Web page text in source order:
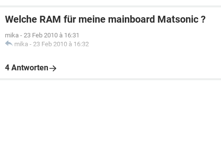
Welche RAM für meine mainboard Matsonic ?
mika - 23 Feb 2010 à 16:31
mika - 23 Feb 2010 à 16:32
4 Antworten